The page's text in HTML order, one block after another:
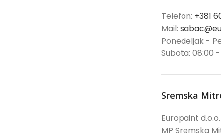
Telefon: +381
Mail:
Ponedeljak -
Subota: 08:00 -
Sremska
Europaint d.o.o.
MP Sremska